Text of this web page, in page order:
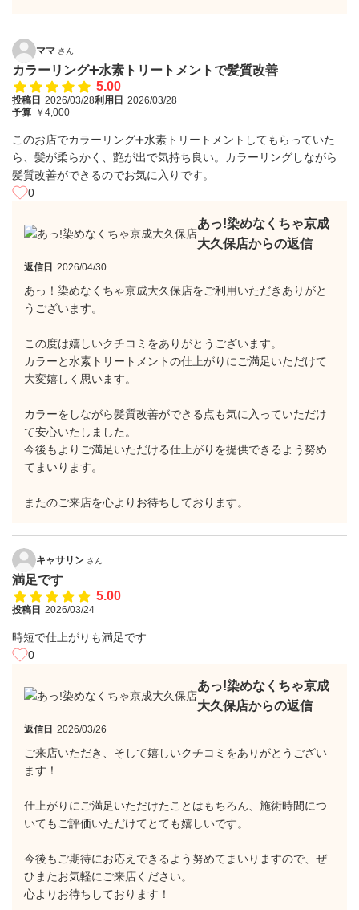
ママ さん
カラーリング➕水素トリートメントで髪質改善
5.00
投稿日 2026/03/28利用日 2026/03/28
予算 ￥4,000
このお店でカラーリング➕水素トリートメントしてもらっていた
ら、髪が柔らかく、艶が出で気持ち良い。カラーリングしながら
髪質改善ができるのでお気に入りです。
0
あっ!染めなくちゃ京成
大久保店からの返信
返信日 2026/04/30
あっ！染めなくちゃ京成大久保店をご利用いただきありがと
うございます。
この度は嬉しいクチコミをありがとうございます。
カラーと水素トリートメントの仕上がりにご満足いただけて
大変嬉しく思います。
カラーをしながら髪質改善ができる点も気に入っていただけ
て安心いたしました。
今後もよりご満足いただける仕上がりを提供できるよう努め
てまいります。
またのご来店を心よりお待ちしております。
キャサリン さん
満足です
5.00
投稿日 2026/03/24
時短で仕上がりも満足です
0
あっ!染めなくちゃ京成
大久保店からの返信
返信日 2026/03/26
ご来店いただき、そして嬉しいクチコミをありがとうござい
ます！
仕上がりにご満足いただけたことはもちろん、施術時間につ
いてもご評価いただけてとても嬉しいです。
今後もご期待にお応えできるよう努めてまいりますので、ぜ
ひまたお気軽にご来店ください。
心よりお待ちしております！